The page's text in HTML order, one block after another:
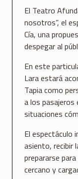
El Teatro
nosotros”, el
Cía, una
despegar al
En este
Lara estará
Tapia como
a los pasajeros
situaciones
El espectáculo
asiento, recibir
prepararse
cercano y